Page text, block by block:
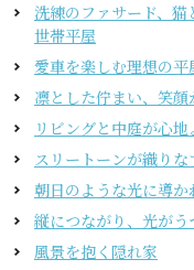
洗練のファサード、
世帯平屋
愛車を楽しむ理想の平
凛とした佇まい、笑
リビングと中庭が心
スリートーンが織り
朝日のような光に導か
縦につながり、光がう
風景を抱く隠れ家